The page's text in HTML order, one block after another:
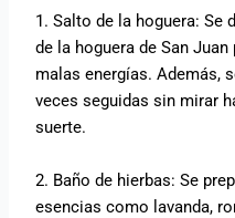
1. Salto de la hoguera: Se
de la hoguera de San
malas energías. Además,
veces seguidas sin mirar
suerte.
2. Baño de hierbas: Se
esencias como lavanda,